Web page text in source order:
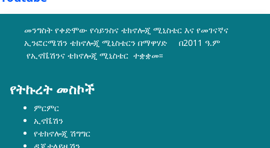
መንግስት የቀድሞው የሳይንስና ቴክኖሎጂ ሚኒስቴር እና የመገናኛና
ኢንፎርሜሽን ቴክኖሎጂ ሚኒስቴርን በማዋሃድ በ2011 ዓ.ም
የኢኖቬሽንና ቴክኖሎጂ ሚኒስቴር ተቋቋመ፡፡
የትኩረት መስኮች
ምርምር
ኢኖቬሽን
የቴክኖሎጂ ሽግግር